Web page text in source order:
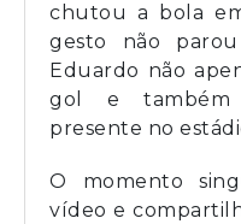
chutou a bola
gesto não
Eduardo não
gol e também
presente no
O momento
vídeo e